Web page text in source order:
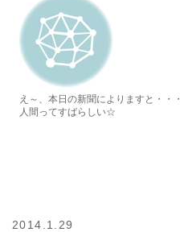
え～、本日の新聞によりますと・・・
人間ってすばらしい☆
2014.1.29